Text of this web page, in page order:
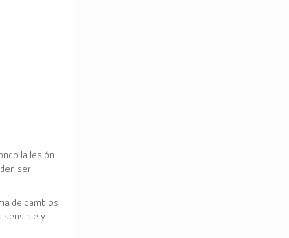
la lesión
ser
de cambios
sensible y